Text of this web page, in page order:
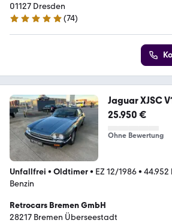
01127 Dresden
4.9 Sterne
(74)
Jaguar XJSC
25.950 €
Ohne Bewertung
Unfallfrei • Oldtimer• EZ 12/1986• 44.952
Benzin
Retrocars Bremen GmbH
28217 Bremen Überseestadt